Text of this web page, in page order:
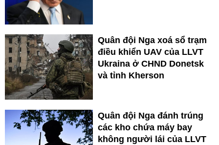
Quân đội Nga xoá sổ trạm
điều khiển UAV của LLVT
Ukraina ở CHND Donetsk
và tỉnh Kherson
Quân đội Nga đánh trúng
các kho chứa máy bay
không người lái của LLVT